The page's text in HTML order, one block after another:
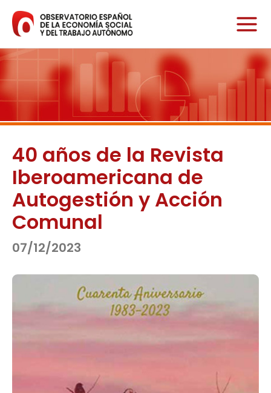
contenido
40 años de la Revista
Iberoamericana de
Autogestión y Acción
Comunal
07/12/2023